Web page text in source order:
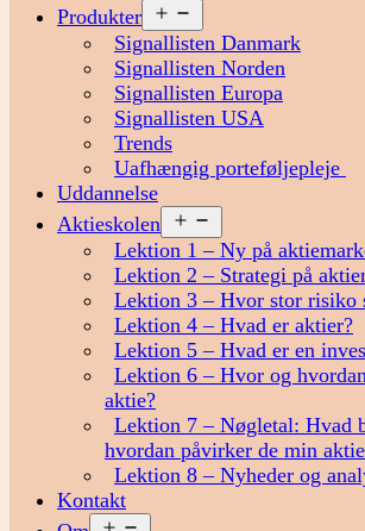
Produkter
menu
Signallisten Danmark
Signallisten Norden
Signallisten Europa
Signallisten USA
Trends
Uafhængig porteføljepleje
Uddannelse
Aktieskolen
menu
Lektion 1 – Ny på
Lektion 2 – Strategi på
Lektion 3 – Hvor stor risiko
Lektion 4 – Hvad er aktier?
Lektion 5 – Hvad er en
Lektion 6 – Hvor og
aktie?
Lektion 7 – Nøgletal: Hvad
hvordan påvirker de min
Lektion 8 – Nyheder og
Kontakt